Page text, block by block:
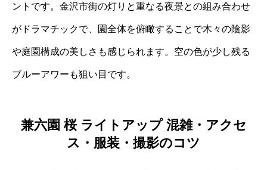
ントです。金沢市街の灯りと重なる夜景との組み合わせ
がドラマチックで、園全体を俯瞰することで木々の陰影
や庭園構成の美しさも感じられます。空の色が少し残る
ブルーアワーも狙い目です。
兼六園 桜 ライトアップ 混雑・アクセ
ス・服装・撮影のコツ